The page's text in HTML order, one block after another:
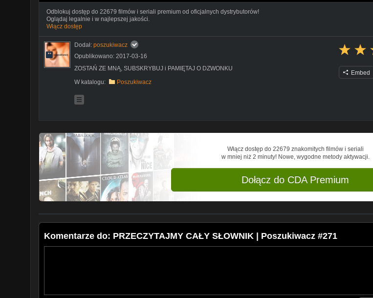
Odblokuj dostęp do 22679 filmów i seriali premium od oficjalnych dystrybutorów!
Oglądaj legalnie i w najlepszej jakości.
Włącz dostęp
Dodał: poszukiwacz
Opublikowano: 2017-03-16
ZOSTAŃ ZE MNĄ, SUBSKRYBUJ i PAMIĘTAJ O DZWONKU
W katalogu:
Poszukiwacz
Embed
Włącz dostęp do 22679 znakomitych filmów i seriali
w mniej niż 2 minuty! Nowe, wygodne metody aktywacji.
Dołącz do CDA Premium
Komentarze do: PRZECZYTAJMY CAŁY SŁOWNIK | Poszukiwacz #271